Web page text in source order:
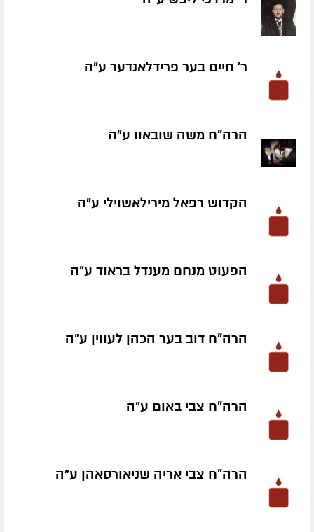
ר' חיים בער פרידלאנדער ע״ה
הרה"ח משה שובאוו ע״ה
הקדוש רפאל מירילאשוילי ע״ה
הפעוט מנחם מענדל בראוד ע״ה
הרה"ח דוב בער הכהן לעווין ע״ה
הרה"ח צבי באום ע״ה
הרה"ח צבי אריה שניאורסאהן ע״ה